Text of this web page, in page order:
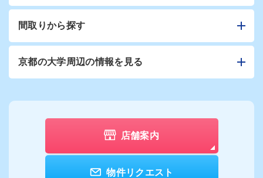
間取りから探す
京都の大学周辺の情報を見る
店舗案内
物件リクエスト